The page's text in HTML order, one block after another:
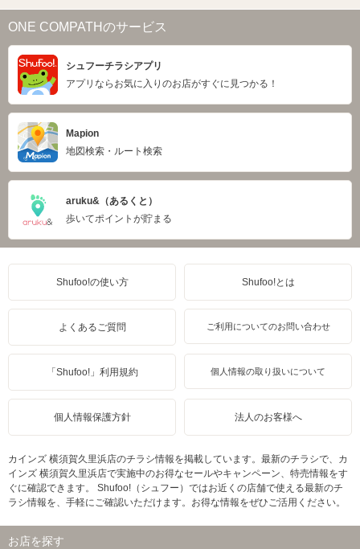
ONE COMPATHのサービス
シュフーチラシアプリ
アプリならお気に入りのお店がすぐに見つかる！
Mapion
地図検索・ルート検索
aruku&（あるくと）
歩いてポイントが貯まる
Shufoo!の使い方 Shufoo!とは
よくあるご質問 ご利用についてのお問い合わせ
「Shufoo!」利用規約 個人情報の取り扱いについて
個人情報保護方針 法人のお客様へ
カインズ 横須賀久里浜店のチラシ情報を掲載しています。最新のチラシで、カ
インズ 横須賀久里浜店で実施中のお得なセールやキャンペーン、特売情報をす
ぐに確認できます。 Shufoo!（シュフー）ではお近くの店舗で使える最新のチ
ラシ情報を、手軽にご確認いただけます。お得な情報をぜひご活用ください。
お店を探す